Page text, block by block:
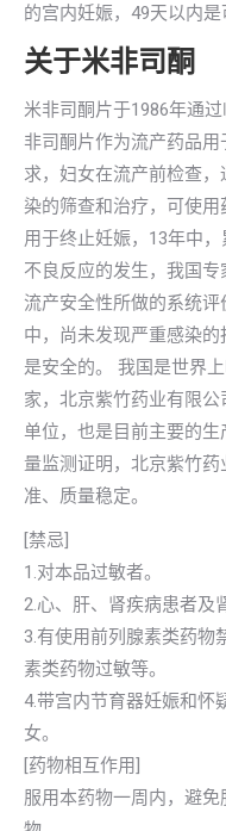
的宫内妊娠，49天以内是
关于米非司酮
米非司酮片于1986年通
非司酮片作为流产药品
求，妇女在流产前检查
染的筛查和治疗，可使
用于终止妊娠，13年中
不良反应的发生，我国
流产安全性所做的系统
中，尚未发现严重感染
是安全的。 我国是世界
家，北京紫竹药业有限
单位，也是目前主要的
量监测证明，北京紫竹
准、质量稳定。
[禁忌]
1.对本品过敏者。
2.心、肝、肾疾病患者及
3.有使用前列腺素类药物
素类药物过敏等。
4.带宫内节育器妊娠和怀
女。
[药物相互作用]
服用本药物一周内，避